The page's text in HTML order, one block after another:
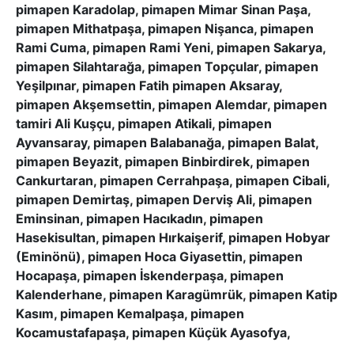
pimapen Karadolap, pimapen Mimar Sinan Paşa,
pimapen Mithatpaşa, pimapen Nişanca, pimapen
Rami Cuma, pimapen Rami Yeni, pimapen Sakarya,
pimapen Silahtarağa, pimapen Topçular, pimapen
Yeşilpınar, pimapen Fatih pimapen Aksaray,
pimapen Akşemsettin, pimapen Alemdar, pimapen
tamiri Ali Kuşçu, pimapen Atikali, pimapen
Ayvansaray, pimapen Balabanağa, pimapen Balat,
pimapen Beyazit, pimapen Binbirdirek, pimapen
Cankurtaran, pimapen Cerrahpaşa, pimapen Cibali,
pimapen Demirtaş, pimapen Derviş Ali, pimapen
Eminsinan, pimapen Hacıkadın, pimapen
Hasekisultan, pimapen Hırkaişerif, pimapen Hobyar
(Eminönü), pimapen Hoca Giyasettin, pimapen
Hocapaşa, pimapen İskenderpaşa, pimapen
Kalenderhane, pimapen Karagümrük, pimapen Katip
Kasım, pimapen Kemalpaşa, pimapen
Kocamustafapaşa, pimapen Küçük Ayasofya,